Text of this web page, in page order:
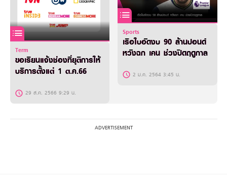
Term
ขอเรียนแจ้งช่องที่ยุติการให้
บริการตั้งแต่ 1 ต.ค.66
29 ส.ค. 2566 9:29 น.
Sports
เรือใบอัดงบ 90 ล้านปอนด์
หวังฉก เคน ช่วงปิดฤดูกาล
2 ม.ค. 2564 3:45 น.